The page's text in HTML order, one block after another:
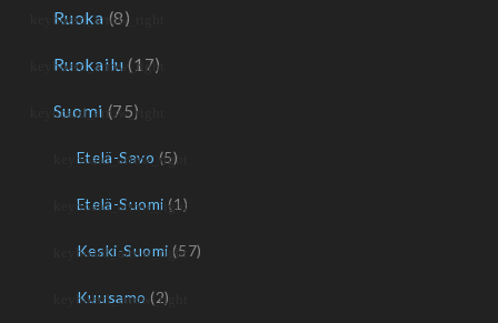
Ruoka (8)
Ruokailu (17)
Suomi (75)
Etelä-Savo (5)
Etelä-Suomi (1)
Keski-Suomi (57)
Kuusamo (2)